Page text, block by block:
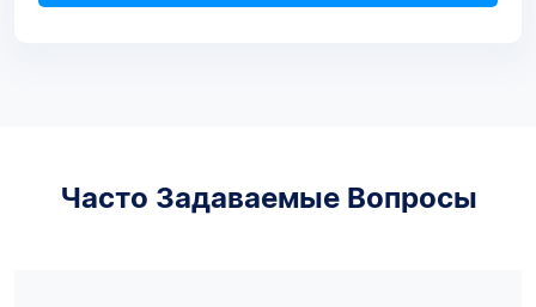
Часто Задаваемые Вопросы